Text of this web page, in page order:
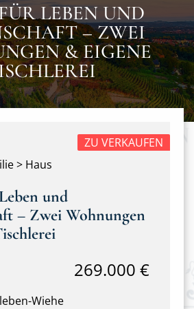
LEBEN UND
– ZWEI
& EIGENE
> Haus
ZU VERKAUFEN
und
– Zwei Wohnungen
Wiehe
269.000 €